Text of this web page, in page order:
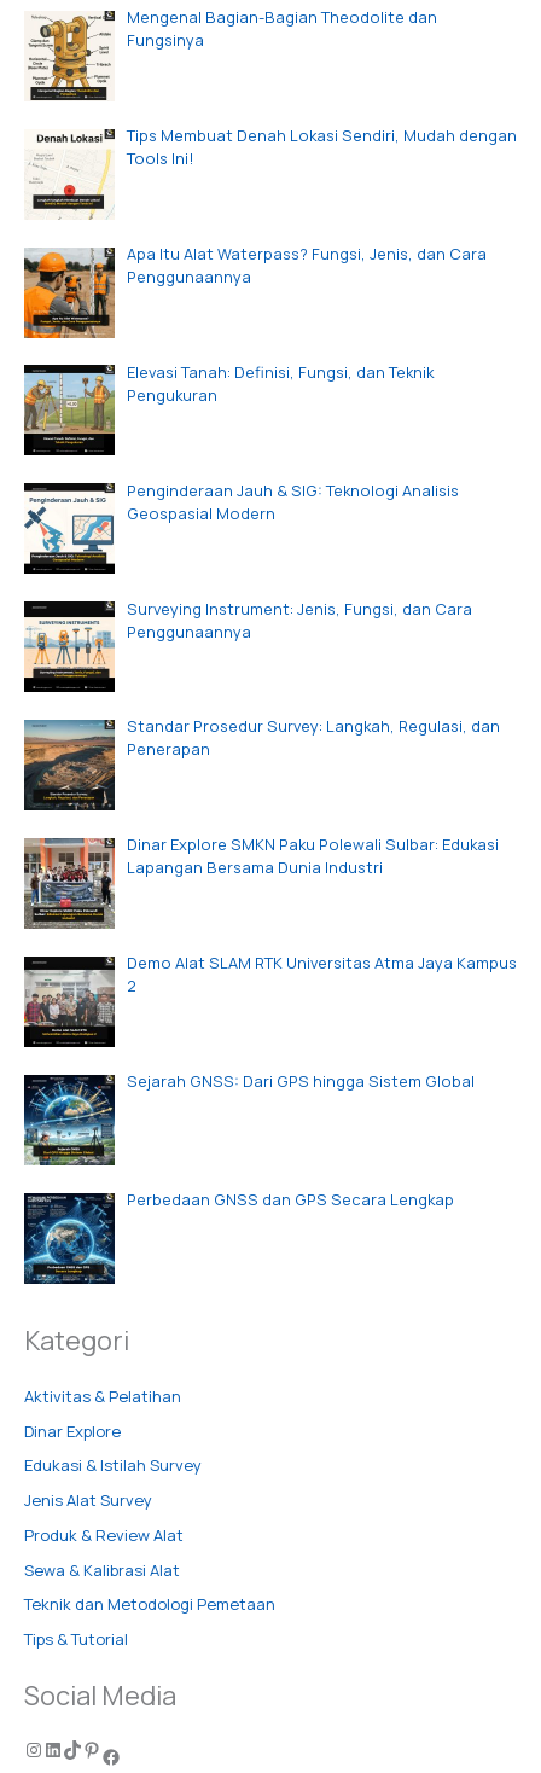
Mengenal Bagian-Bagian Theodolite dan
Fungsinya
Tips Membuat Denah Lokasi Sendiri, Mudah dengan
Tools Ini!
Apa Itu Alat Waterpass? Fungsi, Jenis, dan Cara
Penggunaannya
Elevasi Tanah: Definisi, Fungsi, dan Teknik
Pengukuran
Penginderaan Jauh & SIG: Teknologi Analisis
Geospasial Modern
Surveying Instrument: Jenis, Fungsi, dan Cara
Penggunaannya
Standar Prosedur Survey: Langkah, Regulasi, dan
Penerapan
Dinar Explore SMKN Paku Polewali Sulbar: Edukasi
Lapangan Bersama Dunia Industri
Demo Alat SLAM RTK Universitas Atma Jaya Kampus
2
Sejarah GNSS: Dari GPS hingga Sistem Global
Perbedaan GNSS dan GPS Secara Lengkap
Kategori
Aktivitas & Pelatihan
Dinar Explore
Edukasi & Istilah Survey
Jenis Alat Survey
Produk & Review Alat
Sewa & Kalibrasi Alat
Teknik dan Metodologi Pemetaan
Tips & Tutorial
Social Media